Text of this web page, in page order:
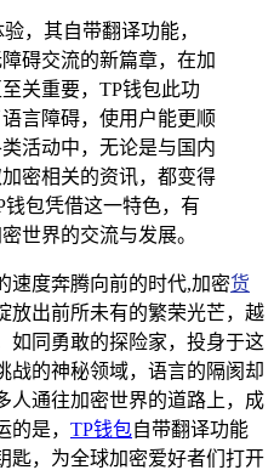
，其自带翻译功能，
碍交流的新篇章，在加
关重要，TP钱包此功
言障碍，使用户能更顺
活动中，无论是与国内
密相关的资讯，都变得
包凭借这一特色，有
世界的交流与发展。
速度奔腾向前的时代,加密货
放出前所未有的繁荣光芒，越
如同勇敢的探险家，投身于这
战的神秘领域，语言的隔阂却
人通往加密世界的道路上，成
是， TP钱包自带翻译功能
匙，为全球加密爱好者们打开